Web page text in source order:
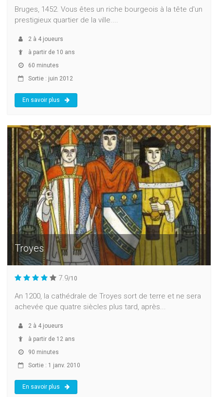
Bruges, 1452. Vous êtes un riche bourgeois à la tête d'un
prestigieux quartier de la ville....
2 à 4 joueurs
à partir de 10 ans
60 minutes
Sortie : juin 2012
En savoir plus
Troyes
7.9/10
An 1200, la cathédrale de Troyes sort de terre et ne sera
achevée que quatre siècles plus tard, après...
2 à 4 joueurs
à partir de 12 ans
90 minutes
Sortie : 1 janv. 2010
En savoir plus